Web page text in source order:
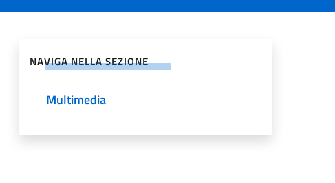
NAVIGA NELLA SEZIONE
Multimedia